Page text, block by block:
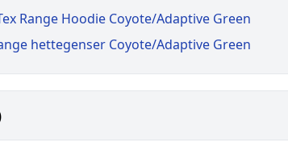
Range Hoodie Coyote/Adaptive Green
hettegenser Coyote/Adaptive Green